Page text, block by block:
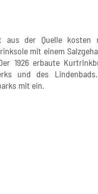
aus der Quelle
mit einem
1926 erbaute
und des
mit ein.